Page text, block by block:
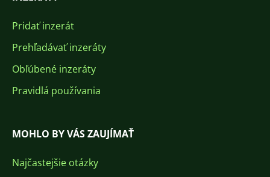
Pridať inzerát
Prehľadávať inzeráty
Obľúbené inzeráty
Pravidlá používania
MOHLO BY VÁS ZAUJÍMAŤ
Najčastejšie otázky